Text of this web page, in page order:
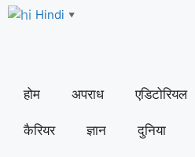
Hindi ▼
होम अपराध एडिटोरियल
कैरियर ज्ञान दुनिया